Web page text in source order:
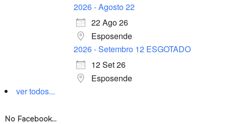
2026 - Agosto 22
22 Ago 26
Esposende
2026 - Setembro 12 ESGOTADO
12 Set 26
Esposende
ver todos...
No Facebook…